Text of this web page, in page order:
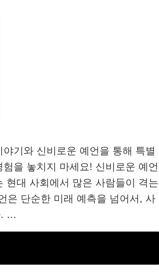
기와 신비로운 예언을 통해 특별
을 놓치지 마세요! 신비로운 예언
현대 사회에서 많은 사람들이 격는
은 단순한 미래 예측을 넘어서, 사
. …